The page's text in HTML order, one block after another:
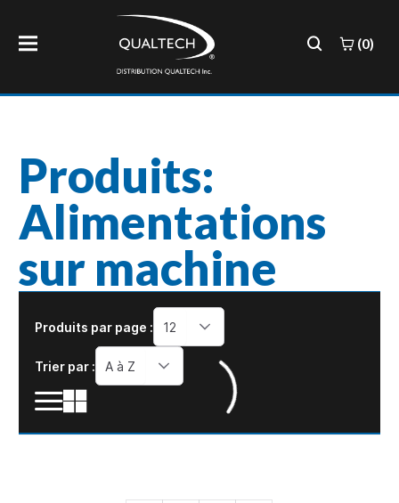
(0)
Produits:
Alimentations
sur machine
Produits par page : 12
Trier par : A à Z